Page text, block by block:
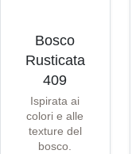
Bosco
Rusticata
409
Ispirata ai
colori e alle
texture del
bosco.